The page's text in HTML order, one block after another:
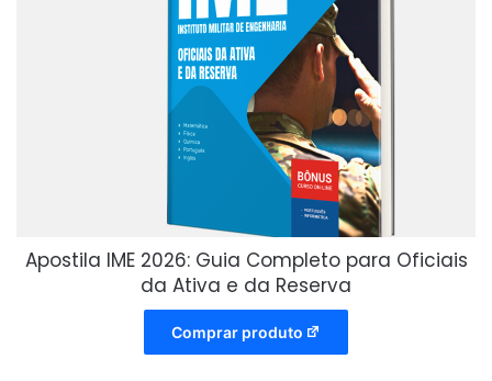
Apostila IME 2026: Guia Completo para Oficiais
da Ativa e da Reserva
Comprar produto